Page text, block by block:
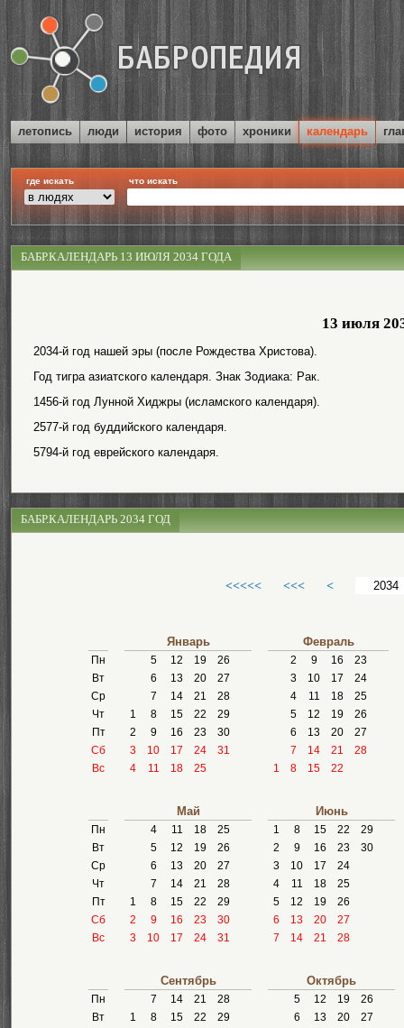
летопись люди история фото хроники календарь
где искать что искать
БАБР.КАЛЕНДАРЬ 13 ИЮЛЯ 2034 ГОДА
13 июля
2034-й год нашей эры (после Рождества Христова).
Год тигра азиатского календаря. Знак Зодиака: Рак.
1456-й год Лунной Хиджры (исламского календаря).
2577-й год буддийского календаря.
5794-й год еврейского календаря.
БАБР.КАЛЕНДАРЬ 2034 ГОД
<<<<< <<< <
Пн
Вт
Ср
Чт
Пт
Сб
Вс
Январь
5 12 19
26
6
13 20
27
7
14 21
28
1
8 15 22
29
2
9 16 23
30
3
10 17 24
31
4
11 18 25
Февраль
2 9 16
23
3
10 17
24
4
11 18
25
5
12 19
26
6
13 20
27
7
14 21
28
1
8 15 22
Пн
Вт
Ср
Чт
Пт
Сб
Вс
Май
4 11 18
25
5
12 19
26
6
13 20
27
7
14 21
28
1
8 15 22
29
2
9 16 23
30
3
10 17 24 31
Июнь
1 8 15 22
29
2
9 16 23
30
3
10 17
24
4
11 18
25
5
12 19
26
6
13 20
27
7
14 21 28
Пн
Вт
Сентябрь
7 14 21
28
1
8 15 22
29
Октябрь
5 12 19
26
6
13 20
27